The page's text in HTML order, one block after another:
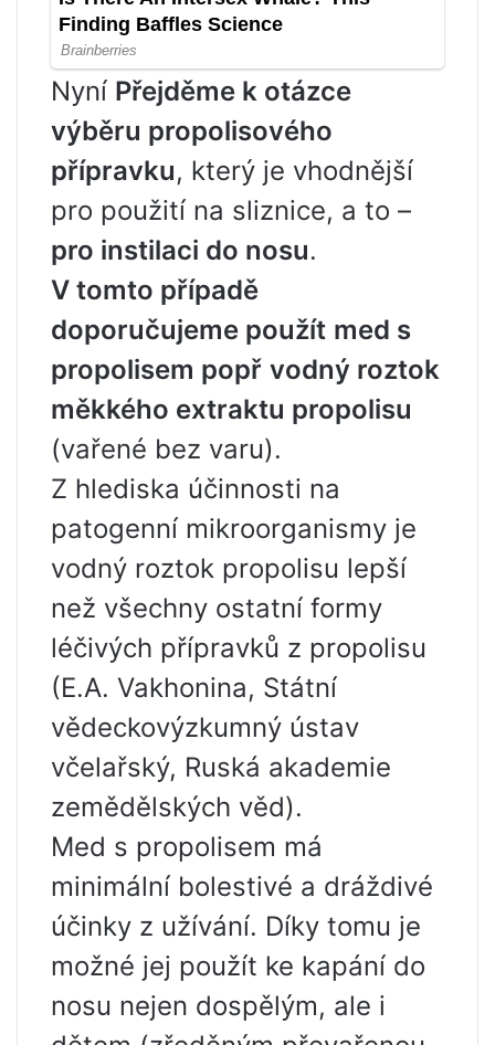
Nyní Přejděme k otázce
výběru propolisového
přípravku, který je vhodnější
pro použití na sliznice, a to –
pro instilaci do nosu.
V tomto případě
doporučujeme použít med s
propolisem popř vodný roztok
měkkého extraktu propolisu
(vařené bez varu).
Z hlediska účinnosti na
patogenní mikroorganismy je
vodný roztok propolisu lepší
než všechny ostatní formy
léčivých přípravků z propolisu
(E.A. Vakhonina, Státní
vědeckovýzkumný ústav
včelařský, Ruská akademie
zemědělských věd).
Med s propolisem má
minimální bolestivé a dráždivé
účinky z užívání. Díky tomu je
možné jej použít ke kapání do
nosu nejen dospělým, ale i